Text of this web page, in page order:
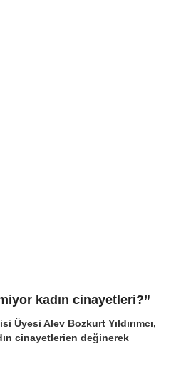
kadın cinayetleri?”
Üyesi Alev Bozkurt Yıldırımcı,
cinayetlerien değinerek